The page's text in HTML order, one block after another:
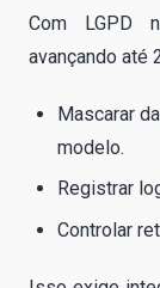
Com LGPD
avançando até
Mascarar
modelo.
Registrar
Controlar